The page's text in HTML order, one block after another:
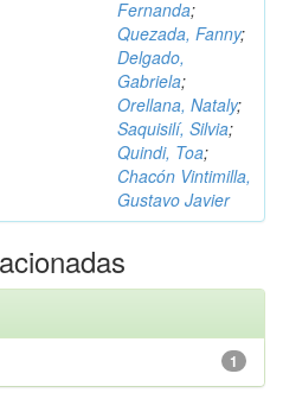
Fernanda;
Quezada, Fanny;
Delgado,
Gabriela;
Orellana, Nataly;
Saquisilí, Silvia;
Quindi, Toa;
Chacón Vintimilla,
Gustavo Javier
1